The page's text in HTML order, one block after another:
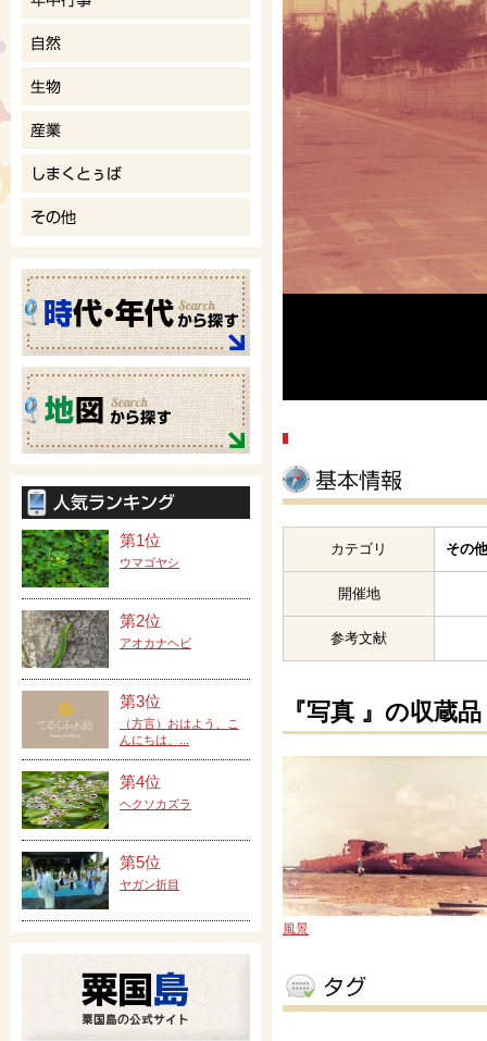
カテゴリ その
開催地
参考文献
『写真 』の収蔵品
風景
第1位
ウマゴヤシ
第2位
アオカナヘビ
第3位
（方言）おはよう、こ
んにちは、...
第4位
ヘクソカズラ
第5位
ヤガン折目